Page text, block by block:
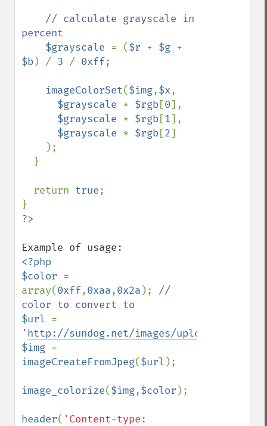
// calculate grayscale in
percent
$grayscale = ($r + $g
$b) / 3 / 0xff;
imageColorSet($img,$x,
$grayscale * $rgb[0],
$grayscale * $rgb[1],
$grayscale * $rgb[2]
  return
true;
<?php
$color =
array(0xff,0xaa,0x2a ); //
$url
' http://sundog.net/images/uploads/
$img
imageCreateFromJpeg($url );
image_colorize($img,$color );
header( 'Content-type: